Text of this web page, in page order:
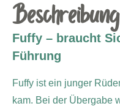
Beschreibung
Fuffy – braucht
Führung
Fuffy ist ein junger
kam. Bei der Übergabe